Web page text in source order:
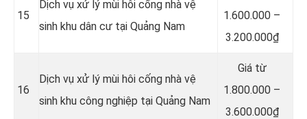
15
Dịch vụ xử lý mùi hôi cống nhà vệ
sinh khu dân cư tại Quảng Nam
1.600.000 –
3.200.000₫
16
Dịch vụ xử lý mùi hôi cống nhà vệ
sinh khu công nghiệp tại Quảng Nam
Giá từ
1.800.000 –
3.600.000₫